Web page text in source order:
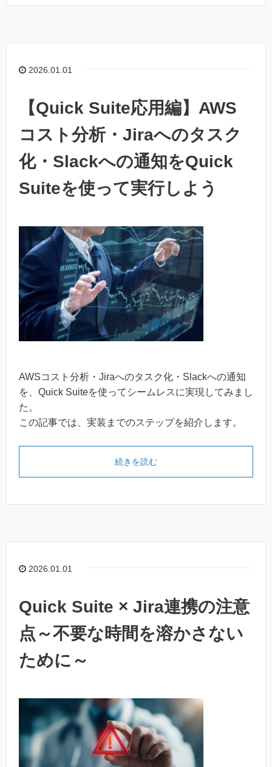
2026.01.01
【Quick Suite応用編】AWS
コスト分析・Jiraへのタスク
化・Slackへの通知をQuick
Suiteを使って実行しよう
AWSコスト分析・Jiraへのタスク化・Slackへの通知
を、Quick Suiteを使ってシームレスに実現してみまし
た。
この記事では、実装までのステップを紹介します。
続きを読む
2026.01.01
Quick Suite × Jira連携の注意
点～不要な時間を溶かさない
ために～